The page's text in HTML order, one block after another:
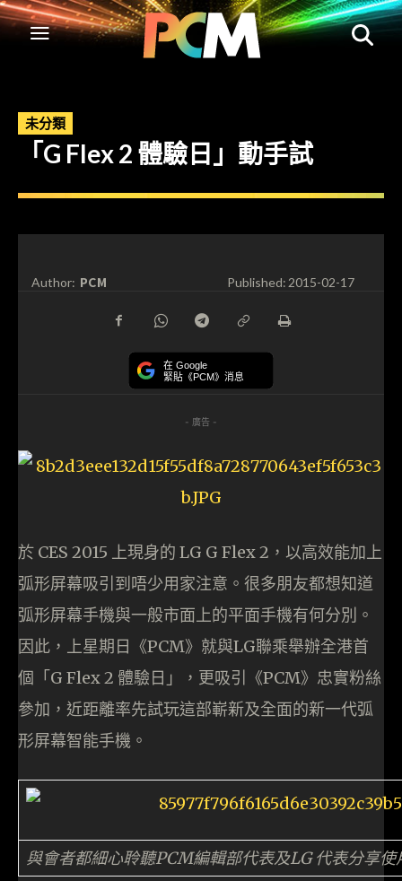
未分類
「G Flex 2 體驗日」動手試
Author: PCM Published:2015-02-17
在 Google
緊貼《PCM》消息
- 廣告 -
於 CES 2015 上現身的 LG G Flex 2，以高效能加上
弧形屏幕吸引到唔少用家注意。很多朋友都想知道
弧形屏幕手機與一般市面上的平面手機有何分別。
因此，上星期日《PCM》就與LG聯乘舉辦全港首
個「G Flex 2 體驗日」，更吸引《PCM》忠實粉絲
參加，近距離率先試玩這部嶄新及全面的新一代弧
形屏幕智能手機。
與會者都細心聆聽PCM編輯部代表及LG 代表分享